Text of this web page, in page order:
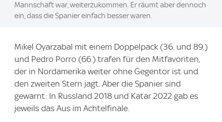
Mannschaft war, weiterzukommen. Er räumt aber dennoch
ein, dass die Spanier einfach besser waren.
Mikel Oyarzabal mit einem Doppelpack (36. und 89.)
und Pedro Porro (66.) trafen für den Mitfavoriten,
der in Nordamerika weiter ohne Gegentor ist und
den zweiten Stern jagt. Aber die Spanier sind
gewarnt: In Russland 2018 und Katar 2022 gab es
jeweils das Aus im Achtelfinale.